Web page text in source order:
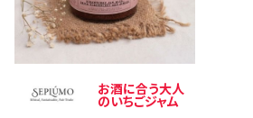
お酒に合う大人
のいちごジャム